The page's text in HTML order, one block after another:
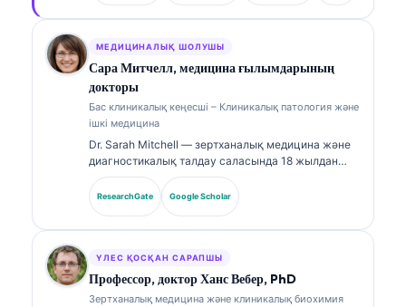
дәлдігін клиникалық тұрғыдан қадағалайды.
МЕДИЦИНАЛЫҚ ШОЛУШЫ
Сара Митчелл, медицина ғылымдарының
докторы
Бас клиникалық кеңесші – Клиникалық патология және
ішкі медицина
Dr. Sarah Mitchell — зертханалық медицина және
диагностикалық талдау саласында 18 жылдан
астам тәжірибесі бар, сертификатталған
клиникалық патолог. Оның клиникалық химия
бойынша мамандандырылған сертификаттары бар
ResearchGate Google Scholar
ҮЛЕС ҚОСҚАН САРАПШЫ
Профессор, доктор Ханс Вебер, PhD
Зертханалық медицина және клиникалық биохимия